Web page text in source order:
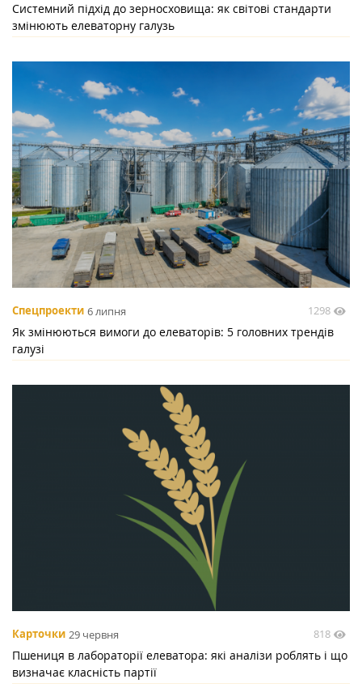
Системний підхід до зерносховища: як світові стандарти
змінюють елеваторну галузь
Спецпроекти 6 липня 1298
Як змінюються вимоги до елеваторів: 5 головних трендів
галузі
Карточки 29 червня 818
Пшениця в лабораторії елеватора: які аналізи роблять і що
визначає класність партії